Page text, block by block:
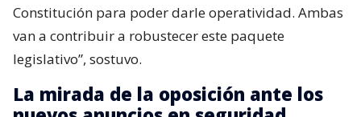
Constitución para poder darle operatividad. Ambas
van a contribuir a robustecer este paquete
legislativo”, sostuvo.
La mirada de la oposición ante los